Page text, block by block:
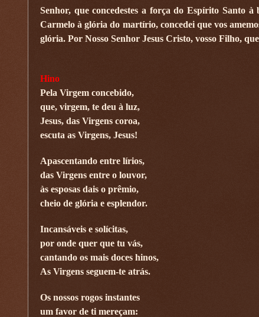
Senhor, que concedestes a força do Espírito Santo à
Carmelo à glória do martírio, concedei que vos
glória. Por Nosso Senhor Jesus Cristo, vosso Filho,
Hino
Pela Virgem concebido,
que, virgem, te deu à luz,
Jesus, das Virgens coroa,
escuta as Virgens, Jesus!
Apascentando entre lírios,
das Virgens entre o louvor,
às esposas dais o prêmio,
cheio de glória e esplendor.
Incansáveis e solícitas,
por onde quer que tu vás,
cantando os mais doces hinos,
As Virgens seguem-te atrás.
Os nossos rogos instantes
um favor de ti mereçam: